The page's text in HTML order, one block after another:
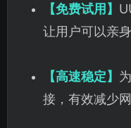
【免费试用】
让用户可以亲
【高速稳定】
接，有效减少